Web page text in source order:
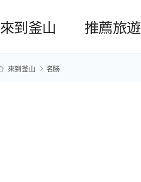
來到釜山 推薦旅遊
來到釜山 名勝